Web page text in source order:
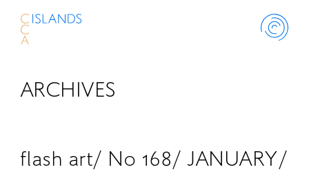
ABOUT
ARCHIVES
flash art/ No 168/ JANUARY/